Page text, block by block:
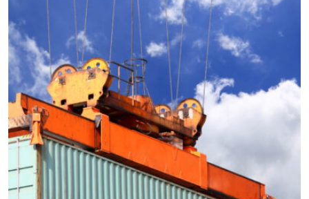
CARGO EXPEDITED
logistics companies